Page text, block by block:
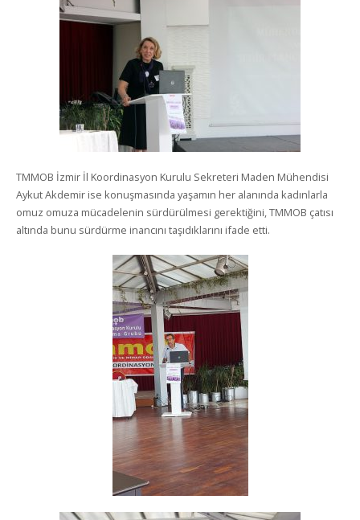
TMMOB İzmir İl Koordinasyon Kurulu Sekreteri Maden Mühendisi
Aykut Akdemir ise konuşmasında yaşamın her alanında kadınlarla
omuz omuza mücadelenin sürdürülmesi gerektiğini, TMMOB çatısı
altında bunu sürdürme inancını taşıdıklarını ifade etti.